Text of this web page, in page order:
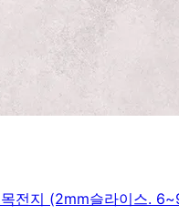
전지 (2mm슬라이스.